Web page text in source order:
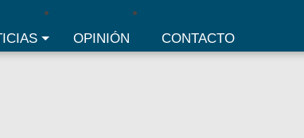
OPINIÓN CONTACTO